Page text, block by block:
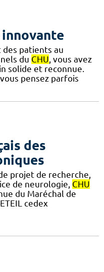
patients au
du CHU , vous avez
solide et reconnue.
pensez parfois
des
projet de recherche,
de neurologie, CHU
du Maréchal de
cedex